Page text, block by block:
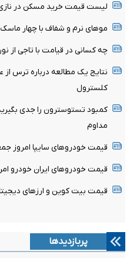
لیست قیمت خرید مسکن در
موهای نرم و شفاف با چهار ماسک
چه کسانی در قیامت با تاجی از
نتایج یک مطالعه درباره ترس
کلسترول
کمبود تستوسترون را جدی
مداوم
قیمت خودرو‌های سایپا امروز جمعه ۱۶ مرداد ۱۴۰۵ +
قیمت خودرو‌های ایران خودرو امروز جمعه ۱۶
قیمت بیت کوین و ارز‌های دیجیتال امروز جمعه
پربازدیدها